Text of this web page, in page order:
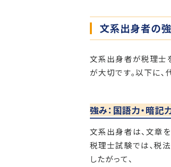
文系出身者の
文系出身者が税理士
が大切です。以下に、
強み：国語力・暗記
文系出身者は、文章
税理士試験では、税
したがって、